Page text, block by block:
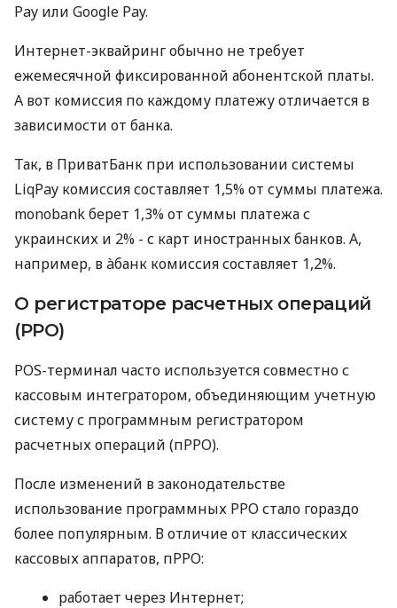
Pay или Google Pay.
Интернет-эквайринг обычно не требует
ежемесячной фиксированной абонентской платы.
А вот комиссия по каждому платежу отличается в
зависимости от банка.
Так, в ПриватБанк при использовании системы
LiqPay комиссия составляет 1,5% от суммы платежа.
monobank берет 1,3% от суммы платежа с
украинских и 2% - с карт иностранных банков. А,
например, в àбанк комиссия составляет 1,2%.
О регистраторе расчетных операций
(РРО)
POS-терминал часто используется совместно с
кассовым интегратором, объединяющим учетную
систему с программным регистратором
расчетных операций (пРРО).
После изменений в законодательстве
использование программных РРО стало гораздо
более популярным. В отличие от классических
кассовых аппаратов, пРРО:
работает через Интернет;